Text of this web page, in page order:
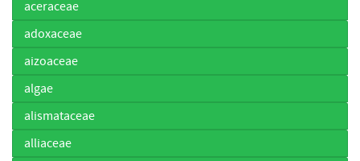
aceraceae
adoxaceae
aizoaceae
algae
alismataceae
alliaceae